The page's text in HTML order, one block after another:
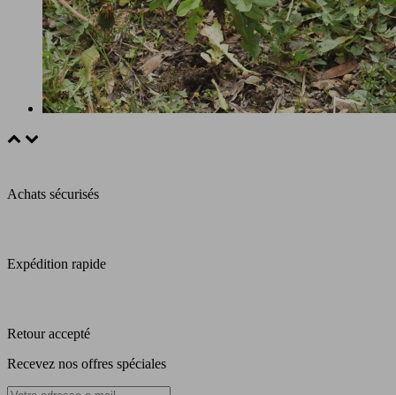
Achats sécurisés
Expédition rapide
Retour accepté
Recevez nos offres spéciales